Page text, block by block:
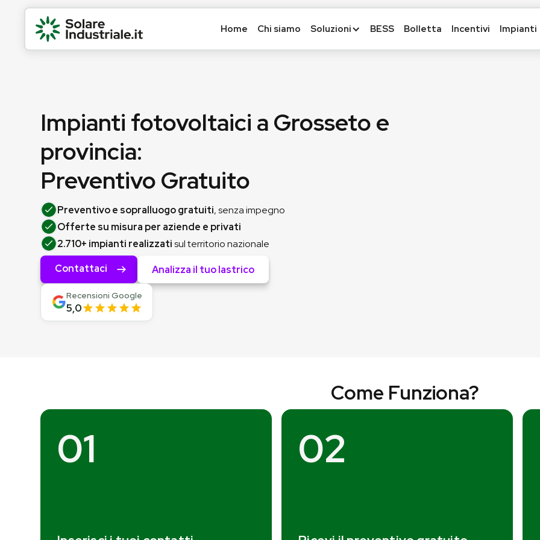
Home Chi siamo Soluzioni BESS Bolletta Incentivi Impianti
Impianti fotovoltaici a Grosseto e
provincia:
Preventivo Gratuito
Preventivo e sopralluogo gratuiti, senza impegno
Offerte su misura per aziende e privati
2.710+ impianti realizzatisul territorio nazionale
Contattaci
Analizza il tuo lastrico
Recensioni Google
5,0
Come Funziona?
01 02